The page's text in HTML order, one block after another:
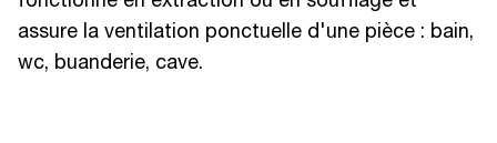
assure la ventilation ponctuelle d'une pièce : bain,
wc, buanderie, cave.